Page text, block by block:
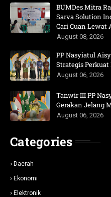
BUMDes Mitra
Sarva Solution
Cari Cuan Lewat
August 08, 2026
PP Nasyiatul
Strategis
August 06, 2026
Tanwir III PP
Gerakan Jelang
August 06, 2026
Categories
Daerah
Ekonomi
Elektronik